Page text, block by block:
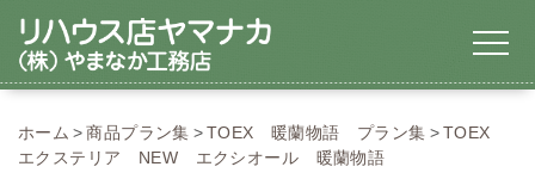
ホーム 商品プラン集 TOEX 暖蘭物語 プラン集
TOEX
エクステリア NEW エクシオール 暖蘭物語